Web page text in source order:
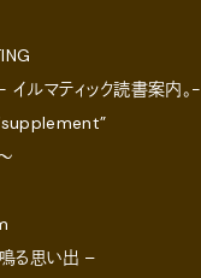
ルマティック読書案内。-
る思い出 –